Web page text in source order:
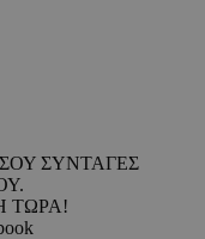
ΣΥΝΤΑΓΕΣ
ΤΩΡΑ!